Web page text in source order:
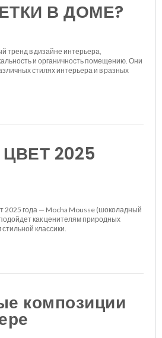
В ДОМЕ?
тренд в дизайне интерьера,
и органичность помещению. Они
стилях интерьера и в разных
2025
2025 года — Mocha Mousse (шоколадный
как ценителям природных
классики.
композиции